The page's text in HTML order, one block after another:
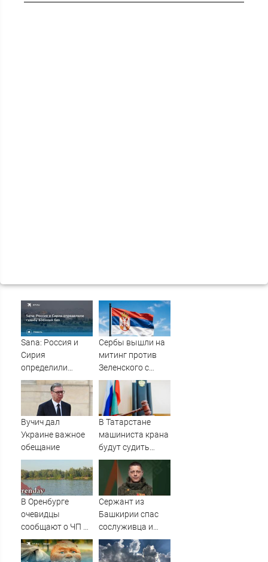
Sana: Россия и
Сирия
определили
судьбу военных
баз
Сербы вышли на
митинг против
Зеленского с
портретами
Путина
Вучич дал
Украине важное
обещание
В Татарстане
машиниста крана
будут судить
после падения
рабочего с 10-
метровой высоты
09/08/2026 –
Новости
В Оренбурге
очевидцы
сообщают о ЧП на
озере Старица
Сержант из
Башкирии спас
сослуживца и
получил ранение
в зоне СВО